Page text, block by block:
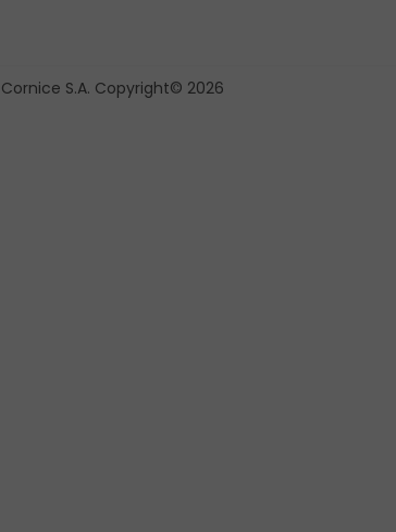
Cornice S.A. Copyright© 2026